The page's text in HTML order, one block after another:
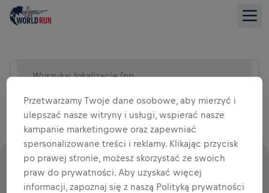
Wyszukaj lokalizację (np. miasto)
100% OPŁAT STARTOWYCH WESPRZE BADANIA NAD
RDZENIEM KRĘGOWYM
Przetwarzamy Twoje dane osobowe, aby mierzyć i
ulepszać nasze witryny i usługi, wspierać nasze
kampanie marketingowe oraz zapewniać
spersonalizowane treści i reklamy. Klikając przycisk
po prawej stronie, możesz skorzystać ze swoich
praw do prywatności. Aby uzyskać więcej
informacji, zapoznaj się z naszą Polityką prywatności